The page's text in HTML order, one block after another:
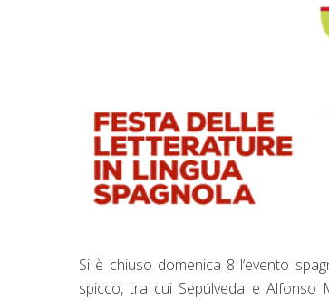
Si è chiuso domenica 8 l’evento
spicco, tra cui Sepúlveda e Alfonso